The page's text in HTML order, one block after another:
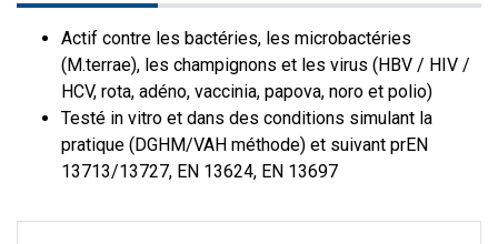
Actif contre les bactéries, les microbactéries
(M.terrae), les champignons et les virus (HBV / HIV /
HCV, rota, adéno, vaccinia, papova, noro et polio)
Testé in vitro et dans des conditions simulant la
pratique (DGHM/VAH méthode) et suivant prEN
13713/13727, EN 13624, EN 13697